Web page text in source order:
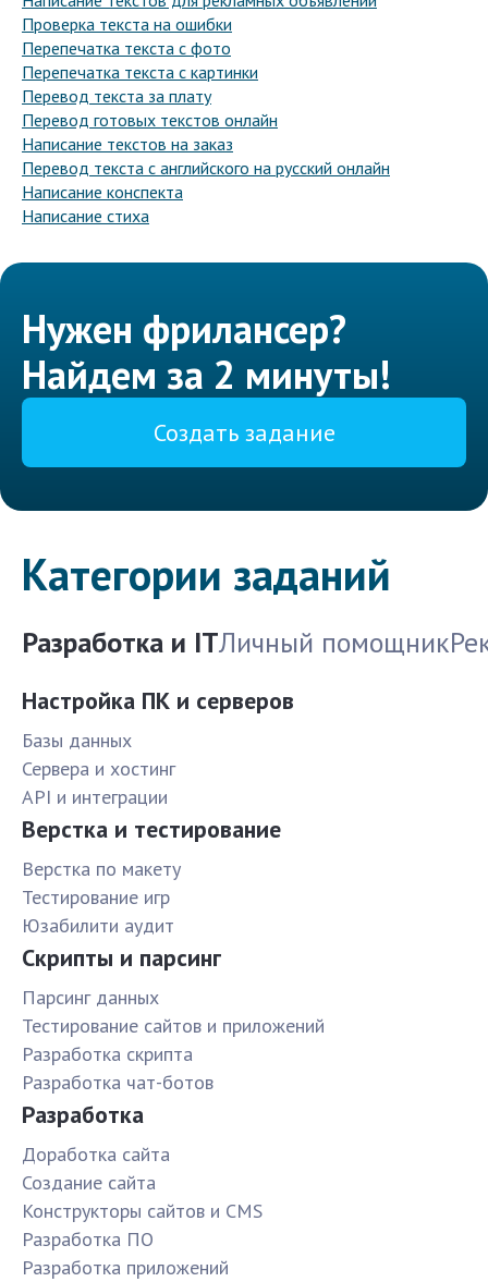
Проверка текста на ошибки
Перепечатка текста с фото
Перепечатка текста с картинки
Перевод текста за плату
Перевод готовых текстов онлайн
Написание текстов на заказ
Перевод текста с английского на русский онлайн
Написание конспекта
Написание стиха
Нужен фрилансер?
Найдем за 2 минуты!
Создать задание
Категории заданий
Разработка и ITЛичный помощник
Настройка ПК и серверов
Базы данных
Сервера и хостинг
API и интеграции
Верстка и тестирование
Верстка по макету
Тестирование игр
Юзабилити аудит
Скрипты и парсинг
Парсинг данных
Тестирование сайтов и приложений
Разработка скрипта
Разработка чат-ботов
Разработка
Доработка сайта
Создание сайта
Конструкторы сайтов и CMS
Разработка ПО
Разработка приложений